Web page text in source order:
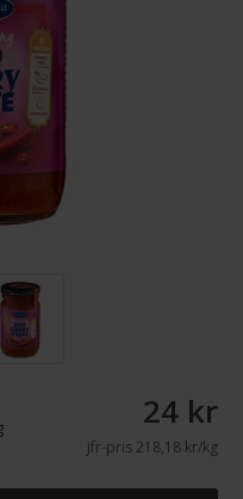
24 kr
Jfr-pris218,18 kr/kg